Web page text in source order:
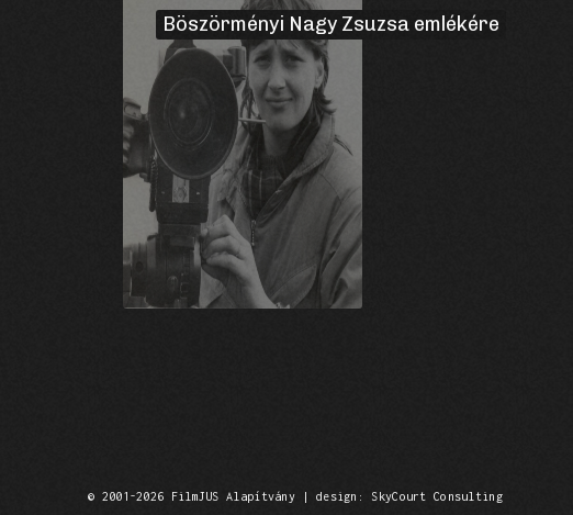
Böszörményi Nagy Zsuzsa emlékére
© 2001-2026 FilmJUS Alapítvány | design: SkyCourt Consulting